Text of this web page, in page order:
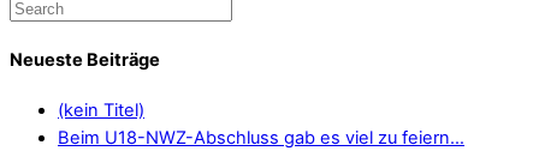
Neueste Beiträge
(kein Titel)
Beim U18-NWZ-Abschluss gab es viel zu feiern…